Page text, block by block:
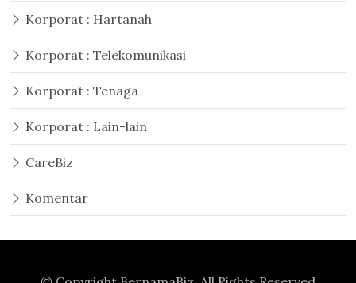
Korporat : Hartanah
Korporat : Telekomunikasi
Korporat : Tenaga
Korporat : Lain-lain
CareBiz
Komentar